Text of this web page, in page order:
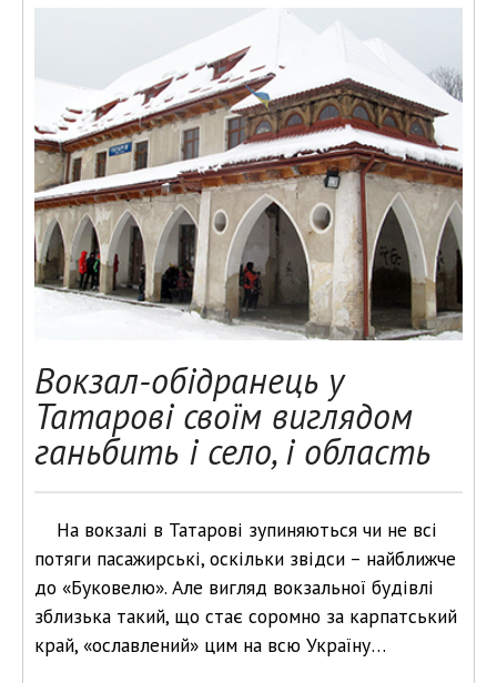
Вокзал-обідранець у
Татарові своїм виглядом
ганьбить і село, і область
На вокзалі в Татарові зупиняються чи не всі
потяги пасажирські, оскільки звідси – найближче
до «Буковелю». Але вигляд вокзальної будівлі
зблизька такий, що стає соромно за карпатський
край, «ославлений» цим на всю Україну…